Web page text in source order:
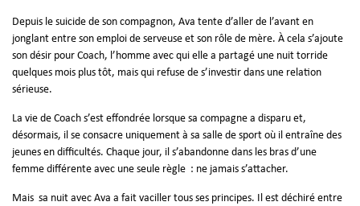
Depuis le suicide de son compagnon, Ava tente d’aller de l’avant en
jonglant entre son emploi de serveuse et son rôle de mère. À cela s’ajoute
son désir pour Coach, l’homme avec qui elle a partagé une nuit torride
quelques mois plus tôt, mais qui refuse de s’investir dans une relation
sérieuse.
La vie de Coach s’est effondrée lorsque sa compagne a disparu et,
désormais, il se consacre uniquement à sa salle de sport où il entraîne des
jeunes en difficultés. Chaque jour, il s’abandonne dans les bras d’une
femme différente avec une seule règle : ne jamais s’attacher.
Mais sa nuit avec Ava a fait vaciller tous ses principes. Il est déchiré entre